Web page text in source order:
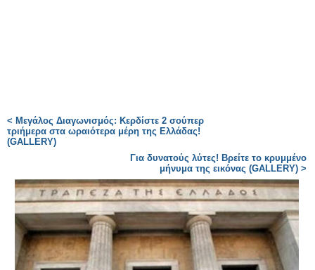
< Μεγάλος Διαγωνισμός: Κερδίστε 2 σούπερ
τριήμερα στα ωραιότερα μέρη της Ελλάδας!
(GALLERY)
Για δυνατούς λύτες! Βρείτε το κρυμμένο
μήνυμα της εικόνας (GALLERY) >